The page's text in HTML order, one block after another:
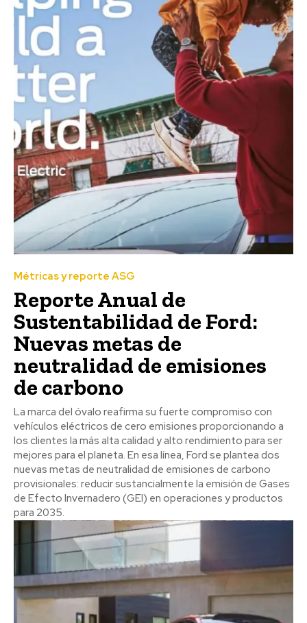
Métricas y reporte ASG
Reporte Anual de
Sustentabilidad de Ford:
Nuevas metas de
neutralidad de emisiones
de carbono
La marca del óvalo reafirma su fuerte compromiso con
vehículos eléctricos de cero emisiones proporcionando a
los clientes la más alta calidad y alto rendimiento para ser
mejores para el planeta. En esa línea, Ford se plantea dos
nuevas metas de neutralidad de emisiones de carbono
provisionales: reducir sustancialmente la emisión de Gases
de Efecto Invernadero (GEI) en operaciones y productos
para 2035.